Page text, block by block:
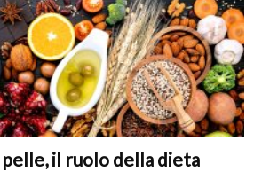
il ruolo della dieta